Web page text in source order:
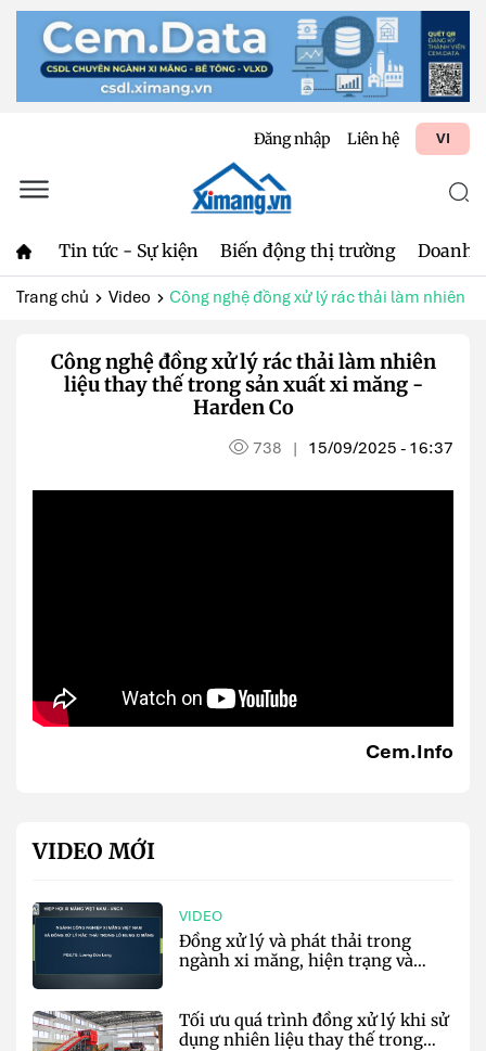
Đăng nhập Liên hệ VI
Tin tức - Sự kiện Biến động thị trường Doanh
Trang chủ Video Công nghệ đồng xử lý rác thải làm nhiên
Công nghệ đồng xử lý rác thải làm nhiên
liệu thay thế trong sản xuất xi măng -
Harden Co
738 | 15/09/2025 - 16:37
Cem.Info
VIDEO MỚI
VIDEO
Đồng xử lý và phát thải trong
ngành xi măng, hiện trạng và
Tối ưu quá trình đồng xử lý khi sử
dụng nhiên liệu thay thế trong